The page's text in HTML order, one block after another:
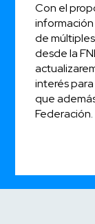
Con el
de
desde la
interés
que
Federación.